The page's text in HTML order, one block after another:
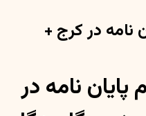
نامه در کرج +
نامه در